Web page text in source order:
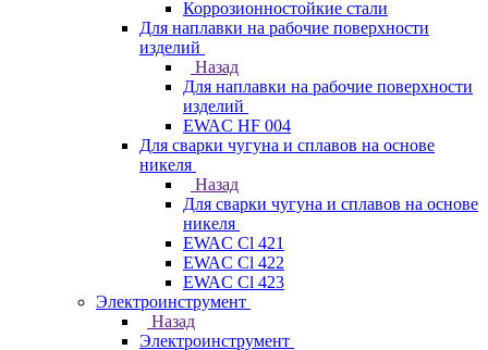
Коррозионностойкие стали
Для наплавки на рабочие поверхности
изделий
Назад
Для наплавки на рабочие поверхности
изделий
EWAC HF 004
Для сварки чугуна и сплавов на основе
никеля
Назад
Для сварки чугуна и сплавов на основе
никеля
EWAC Cl 421
EWAC Cl 422
EWAC Cl 423
Электроинструмент
Назад
Электроинструмент